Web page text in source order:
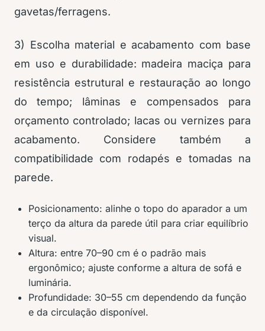
gavetas/ferragens.
3) Escolha material e acabamento com base
em uso e durabilidade: madeira maciça para
resistência estrutural e restauração ao longo
do tempo; lâminas e compensados para
orçamento controlado; lacas ou vernizes para
acabamento. Considere também a
compatibilidade com rodapés e tomadas na
parede.
Posicionamento: alinhe o topo do aparador a um
terço da altura da parede útil para criar equilíbrio
visual.
Altura: entre 70–90 cm é o padrão mais
ergonômico; ajuste conforme a altura de sofá e
luminária.
Profundidade: 30–55 cm dependendo da função
e da circulação disponível.